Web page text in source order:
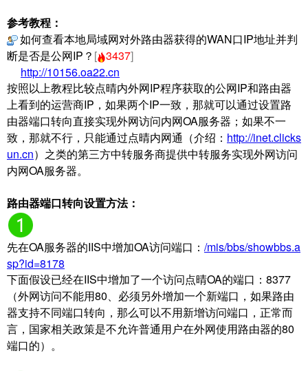
参考教程：
如何查看本地局域网对外路由器获得的WAN口IP地址并判
断是否是公网IP？ [ 3437]
http://10156.oa22.cn
按照以上教程比较点晴内外网IP程序获取的公网IP和路由器
上看到的运营商IP，如果两个IP一致，那就可以通过设置路
由器端口转向直接实现外网访问内网OA服务器；如果不一
致，那就不行，只能通过点晴内网通（介绍： http://inet.clicks
un.cn）之类的第三方中转服务商提供中转服务实现外网访问
内网OA服务器。
路由器端口转向设置方法：
先在OA服务器的IIS中增加OA访问端口： /mis/bbs/showbbs.a
sp?id=8178
下面假设已经在IIS中增加了一个访问点晴OA的端口：8377
（外网访问不能用80、必须另外增加一个新端口，如果路由
器支持不同端口转向，那么可以不用新增访问端口，正常而
言，国家相关政策是不允许普通用户在外网使用路由器的80
端口的）。